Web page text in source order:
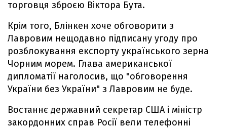
торговця зброєю Віктора Бута.
Крім того, Блінкен хоче обговорити з
Лавровим нещодавно підписану угоду про
розблокування експорту українського зерна
Чорним морем. Глава американської
дипломатії наголосив, що "обговорення
України без України" з Лавровим не буде.
Востаннє державний секретар США і міністр
закордонних справ Росії вели телефонні